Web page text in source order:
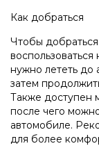
Как добраться
Чтобы
нужно лететь до
затем
Также доступен
после чего
автомобиле.
для более